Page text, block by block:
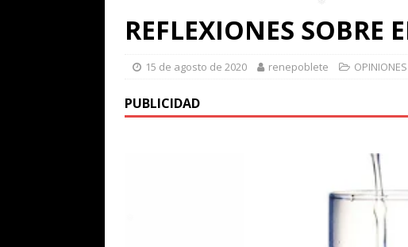
❅
REFLEXIONES SOBRE
15 de agosto de 2020 renepoblete OPINIONES
PUBLICIDAD